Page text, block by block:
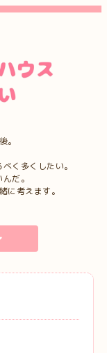
。
く多くしたい。
だ。
に考えます。